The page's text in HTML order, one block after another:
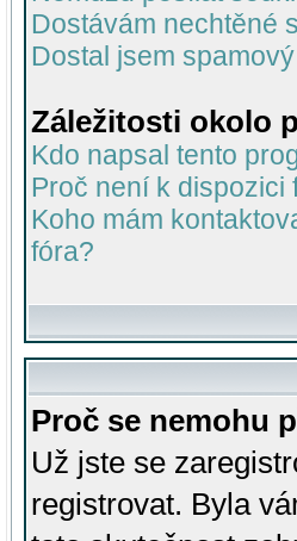
Dostávám nechtěné
Dostal jsem
Záležitosti okolo
Kdo napsal tento
Proč není k dispozici
Koho mám
fóra?
Proč se nemohu
Už jste se
registrovat. Byla